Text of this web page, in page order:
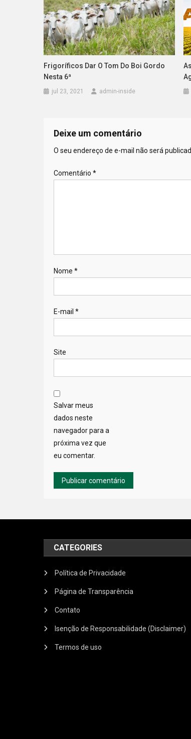
Frigoríficos Dar O Tom Do Boi Gordo
Nesta 6ª
jul 23, 2021 admin-inside
Deixe um comentário
O seu endereço de e-mail não será
Comentário *
Nome *
E-mail *
Site
Salvar meus
dados neste
navegador para a
próxima vez que
eu comentar.
CATEGORIES
Política de Privacidade
Página de Transparência
Contato
Isenção de Responsabilidade (Disclaimer)
Termos de uso